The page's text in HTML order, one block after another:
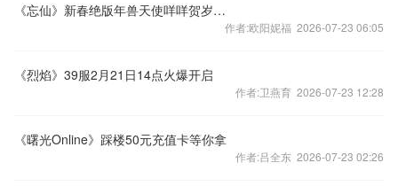
《忘仙》新春绝版年兽天使咩咩贺岁送真情
作者:欧阳妮福 2026-07-23 06:05
《烈焰》39服2月21日14点火爆开启
作者:卫燕育 2026-07-23 12:28
《曙光Online》踩楼50元充值卡等你拿
作者:吕全东 2026-07-23 02:26